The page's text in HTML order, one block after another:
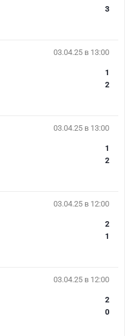
3
03.04.25 в 13:00
1
2
03.04.25 в 13:00
1
2
03.04.25 в 12:00
2
1
03.04.25 в 12:00
2
0